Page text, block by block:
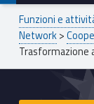
Breadcrumbs navigation
Funzioni e
Network>
Trasformazione